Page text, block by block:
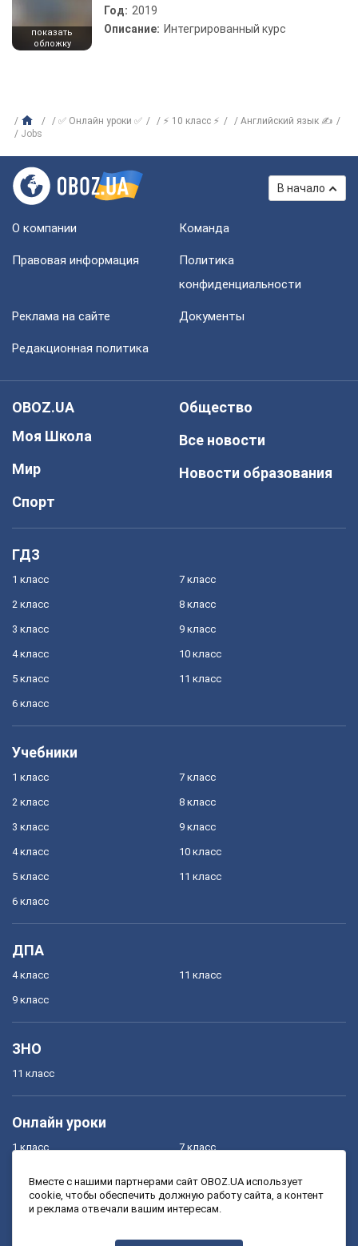
показать
обложку
Год: 2019
Описание: Интегрированный курс
✅ Онлайн уроки ✅ ⚡ 10 класс ⚡
Английский язык ✍
Jobs
В начало
О компании Команда
Правовая информация
Политика
конфиденциальности
Реклама на сайте Документы
Редакционная политика
OBOZ.UA
Моя Школа
Мир
Спорт
Общество
Все новости
Новости образования
ГДЗ
1 класс
2 класс
3 класс
4 класс
5 класс
6 класс
7 класс
8 класс
9 класс
10 класс
11 класс
Учебники
1 класс
2 класс
3 класс
4 класс
5 класс
6 класс
7 класс
8 класс
9 класс
10 класс
11 класс
ДПА
4 класс
9 класс
11 класс
ЗНО
11 класс
Онлайн уроки
1 класс
3 класс
7 класс
9 класс
Вместе с нашими партнерами сайт OBOZ.UA использует
cookie, чтобы обеспечить должную работу сайта, а контент
и реклама отвечали вашим интересам.